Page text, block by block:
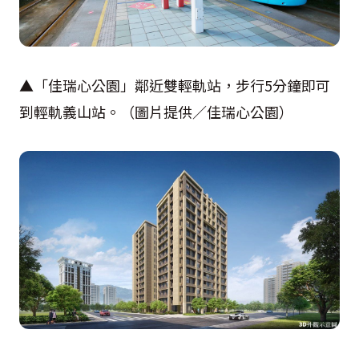
▲「佳瑞心公園」鄰近雙輕軌站，步行5分鐘即可
到輕軌義山站。（圖片提供／佳瑞心公園）